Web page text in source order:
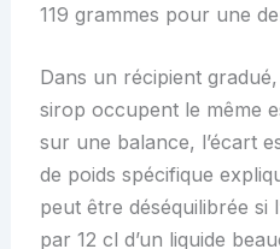
119 grammes pour une
Dans un récipient gradué,
sirop occupent le même
sur une balance, l’écart
de poids spécifique
peut être déséquilibrée si
par 12 cl d’un liquide